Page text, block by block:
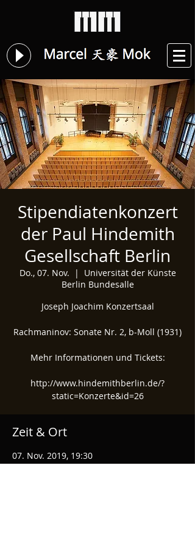
Stipendiatenkonzert
der Paul Hindemith
Gesellschaft Berlin
Do., 07. Nov.
  |
Universität der Künste
Berlin Bundesalle
Joseph Joachim Konzertsaal
Rachmaninov: Sonate Nr. 2, b-Moll (1931)
Mehr Informationen und Tickets:
http://www.hindemithberlin.de/?
static=Konzerte&id=26
Zeit & Ort
07. Nov. 2019, 19:30
Universität der Künste Berlin Bundesalle,